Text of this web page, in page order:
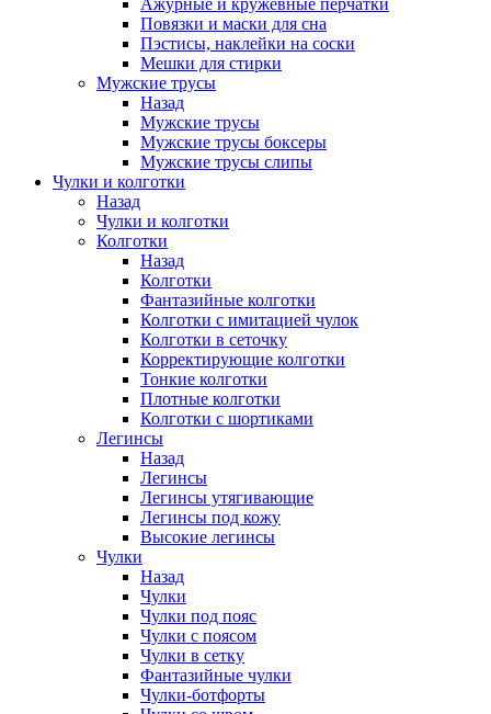
Ажурные и кружевные перчатки
Повязки и маски для сна
Пэстисы, наклейки на соски
Мешки для стирки
Мужские трусы
Назад
Мужские трусы
Мужские трусы боксеры
Мужские трусы слипы
Чулки и колготки
Назад
Чулки и колготки
Колготки
Назад
Колготки
Фантазийные колготки
Колготки с имитацией чулок
Колготки в сеточку
Корректирующие колготки
Тонкие колготки
Плотные колготки
Колготки с шортиками
Легинсы
Назад
Легинсы
Легинсы утягивающие
Легинсы под кожу
Высокие легинсы
Чулки
Назад
Чулки
Чулки под пояс
Чулки с поясом
Чулки в сетку
Фантазийные чулки
Чулки-ботфорты